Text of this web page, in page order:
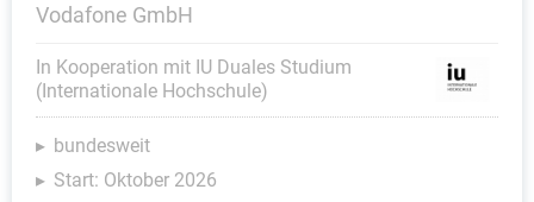
Vodafone GmbH
In Kooperation mit IU Duales Studium
(Internationale Hochschule)
bundesweit
Start: Oktober 2026